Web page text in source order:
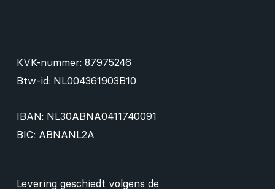
KVK-nummer: 87975246
Btw-id: NL004361903B10
IBAN: NL30ABNA0411740091
BIC: ABNANL2A
Levering geschiedt volgens de